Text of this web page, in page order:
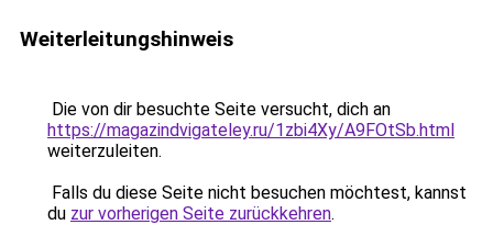
Weiterleitungshinweis
Die von dir besuchte Seite versucht, dich an
https://magazindvigateley.ru/1zbi4Xy/A9FOtSb.html
weiterzuleiten.
Falls du diese Seite nicht besuchen möchtest, kannst
du zur vorherigen Seite zurückkehren.